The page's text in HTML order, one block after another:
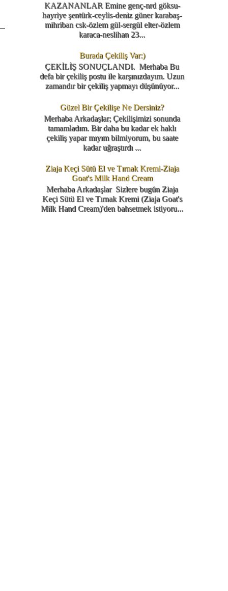
KAZANANLAR Emine genç-nrd göksu-
hayriye şentürk-ceylis-deniz güner karabaş-
mihriban csk-özlem gül-sergül elter-özlem
karaca-neslihan 23...
Burada Çekiliş Var:)
ÇEKİLİŞ SONUÇLANDI. Merhaba Bu
defa bir çekiliş postu ile karşınızdayım. Uzun
zamandır bir çekiliş yapmayı düşünüyor...
Güzel Bir Çekilişe Ne Dersiniz?
Merhaba Arkadaşlar; Çekilişimizi sonunda
tamamladım. Bir daha bu kadar ek haklı
çekiliş yapar mıyım bilmiyorum, bu saate
kadar uğraştırdı ...
Ziaja Keçi Sütü El ve Tırnak Kremi-Ziaja
Goat's Milk Hand Cream
Merhaba Arkadaşlar Sizlere bugün Ziaja
Keçi Sütü El ve Tırnak Kremi (Ziaja Goat's
Milk Hand Cream)'den bahsetmek istiyoru...